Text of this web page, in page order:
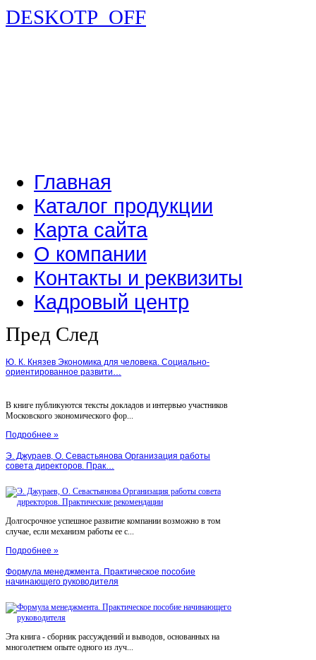
DESKOTP_OFF
Главная
Каталог продукции
Карта сайта
О компании
Контакты и реквизиты
Кадровый центр
Пред След
Ю. К. Князев Экономика для человека. Социально-
ориентированное развити…
В книге публикуются тексты докладов и интервью участников
Московского экономического фор...
Подробнее »
Э. Джураев, О. Севастьянова Организация работы
совета директоров. Прак…
Долгосрочное успешное развитие компании возможно в том
случае, если механизм работы ее с...
Подробнее »
Формула менеджмента. Практическое пособие
начинающего руководителя
Эта книга - сборник рассуждений и выводов, основанных на
многолетнем опыте одного из луч...